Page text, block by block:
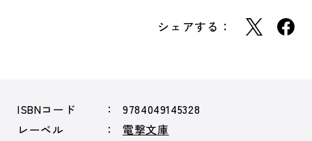
シェアする：
ISBNコード
9784049145328
レーベル
電撃文庫